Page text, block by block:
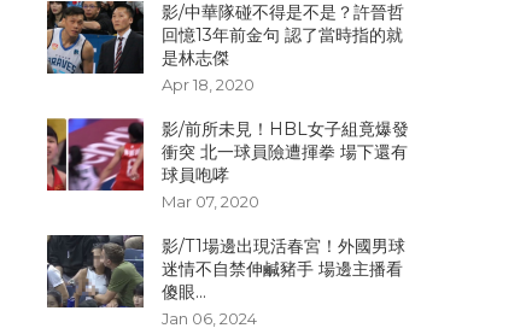
影/中華隊碰不得是不是？許晉哲
回憶13年前金句 認了當時指的就
是林志傑
Apr 18, 2020
影/前所未見！HBL女子組竟爆發
衝突 北一球員險遭揮拳 場下還有
球員咆哮
Mar 07, 2020
影/T1場邊出現活春宮！外國男球
迷情不自禁伸鹹豬手 場邊主播看
傻眼...
Jan 06, 2024